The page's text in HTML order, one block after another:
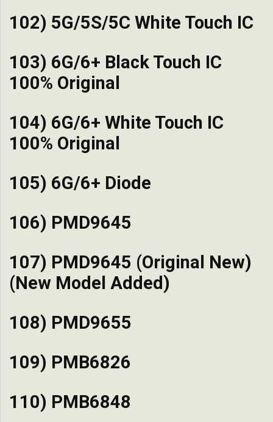
102) 5G/5S/5C White Touch IC
103) 6G/6+ Black Touch IC
100% Original
104) 6G/6+ White Touch IC
100% Original
105) 6G/6+ Diode
106) PMD9645
107) PMD9645 (Original New)
(New Model Added)
108) PMD9655
109) PMB6826
110) PMB6848